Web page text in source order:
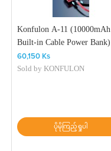
Konfulon A-11 (10000mAh
Built-in Cable Power Bank)
60,150 Ks
Sold byKONFULON
ပိုမိုကြည့်ရှုပါ